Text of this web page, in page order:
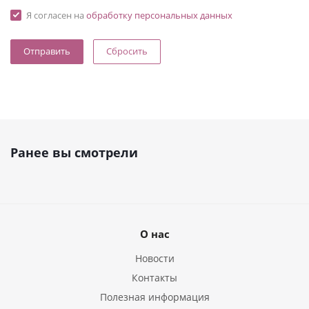
Я согласен на обработку персональных данных
Сбросить
Ранее вы смотрели
О нас
Новости
Контакты
Полезная информация